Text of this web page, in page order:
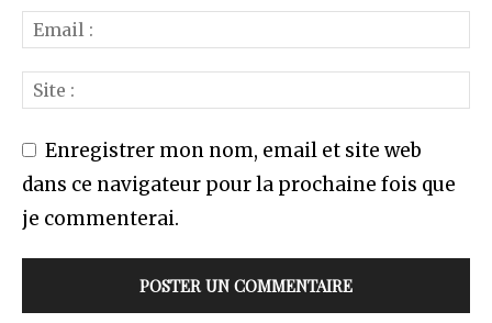
Enregistrer mon nom, email et site web
dans ce navigateur pour la prochaine fois que
je commenterai.